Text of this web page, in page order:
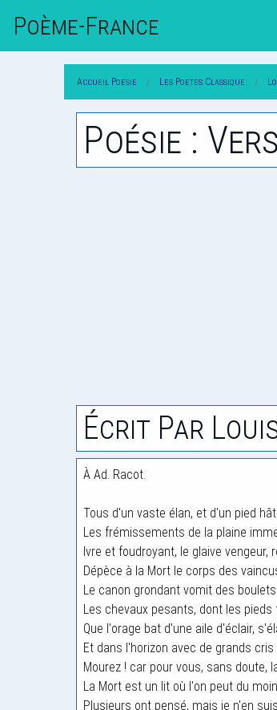
Poème-FrAnce
Accueil Poesie Les Poetes Classique
Poésie :
Écrit Par
À Ad. Racot.
Tous d'un vaste élan, et d'un pied
Les frémissements de la plaine
Ivre et foudroyant, le glaive vengeur,
Dépèce à la Mort le corps des
Le canon grondant vomit des
Les chevaux pesants, dont les
Que l'orage bat d'une aile d'éclair,
Et dans l'horizon avec de grands
Mourez ! car pour vous, sans doute,
La Mort est un lit où l'on peut du
Plusieurs ont pensé, mais je n'en